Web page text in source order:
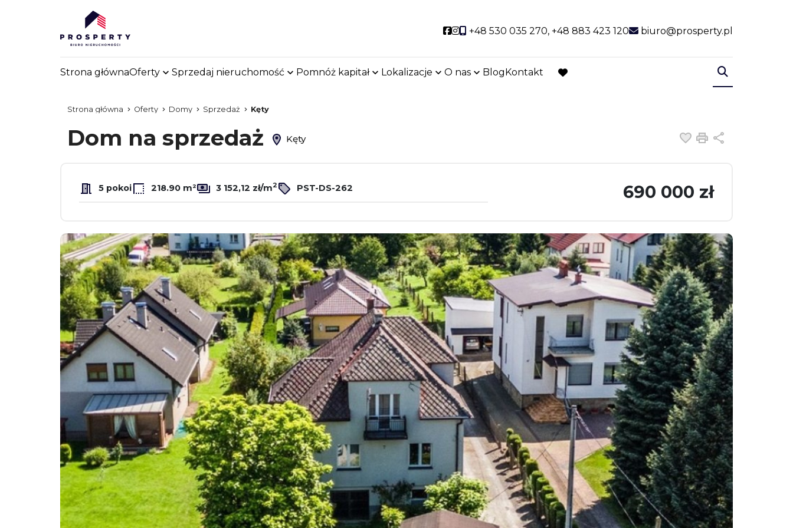
Social link
Social link
+48 530 035 270, +48 883 423 120 biuro@prosperty.pl
Strona głównaOferty Sprzedaj nieruchomość Pomnóż kapitał Lokalizacje O nas BlogKontakt
favorite
Strona główna Oferty Domy Sprzedaż Kęty
Dom na sprzedaż Kęty Dodaj do
Drukuj
5 pokoi 218.90 m² 3 152,12 zł/m2 PST-DS-262 690 000 zł